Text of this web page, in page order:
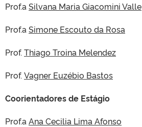
Prof.a Silvana Maria Giacomini Valle
Prof.a Simone Escouto da Rosa
Prof. Thiago Troina Melendez
Prof. Vagner Euzébio Bastos
Coorientadores de Estágio
Prof.a Ana Cecilia Lima Afonso